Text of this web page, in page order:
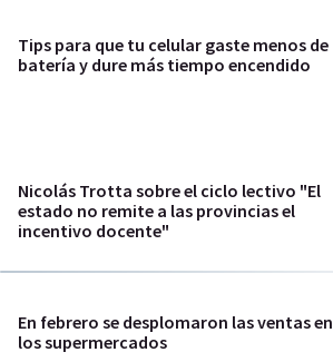
Tips para que tu celular gaste menos de
batería y dure más tiempo encendido
Nicolás Trotta sobre el ciclo lectivo "El
estado no remite a las provincias el
incentivo docente"
En febrero se desplomaron las ventas en
los supermercados